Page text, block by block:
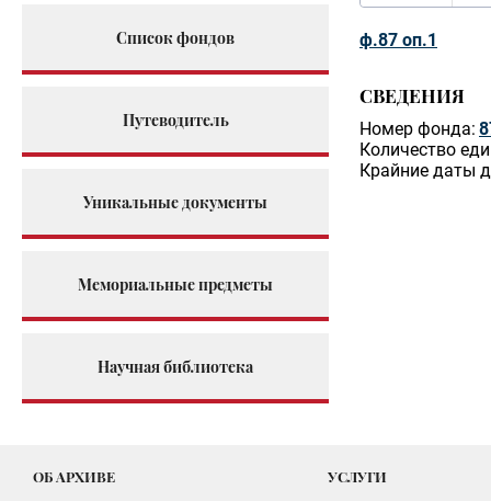
Список фондов
Путеводитель
Уникальные документы
Мемориальные предметы
Научная библиотека
ф.87 оп.1
СВЕДЕНИЯ
Номер фонда:
Количество
Крайние даты
ОБ АРХИВЕ УСЛУГИ